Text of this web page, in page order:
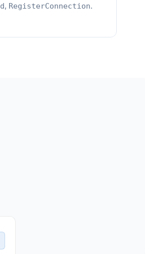
, RegisterConnection.